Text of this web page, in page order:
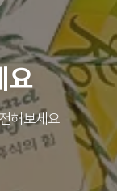
🍬
요
해보세요